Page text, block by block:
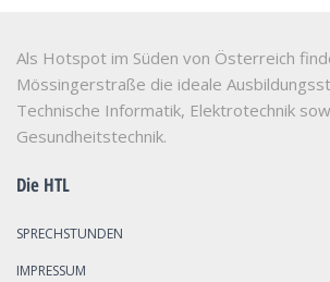
Als Hotspot im Süden von Österreich
Mössingerstraße die ideale
Technische Informatik, Elektrotechnik
Gesundheitstechnik.
Die HTL
SPRECHSTUNDEN
IMPRESSUM